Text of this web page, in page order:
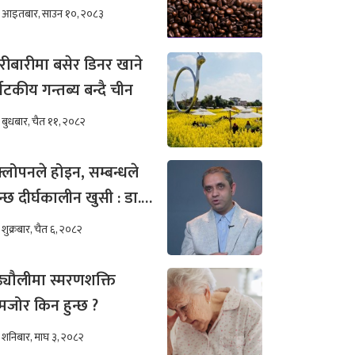
कम हुन्छ ?
आइतबार, साउन १०, २०८३
बसेर डिनर खाने
गन्तब्य बन्दै चीन
बुधबार, चैत ११, २०८२
होइन, सम्बन्धले
दीर्घकालीन खुसी : डा.
अख्तर
शुक्रबार, चैत ६, २०८२
स्मरणशक्ति
किन हुन्छ ?
शनिबार, माघ ३, २०८२